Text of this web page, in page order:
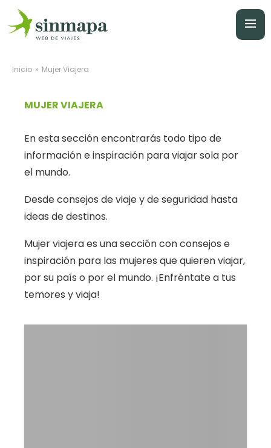
Inicio » Mujer Viajera
MUJER VIAJERA
En esta sección encontrarás todo tipo de
información e inspiración para viajar sola por
el mundo.
Desde consejos de viaje y de seguridad hasta
ideas de destinos.
Mujer viajera es una sección con consejos e
inspiración para las mujeres que quieren viajar,
por su país o por el mundo. ¡Enfréntate a tus
temores y viaja!